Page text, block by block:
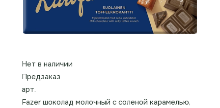
Нет в наличии
Предзаказ
арт.
Fazer шоколад молочный с соленой карамелью,